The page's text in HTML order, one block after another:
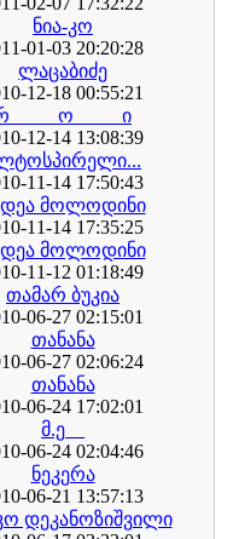
ნია-კო
01-03 20:20:28
ლაცაბიძე
12-18 00:55:21
12-14 13:08:39
11-14 17:50:43
მოლოდინი
11-14 17:35:25
მოლოდინი
11-12 01:18:49
თამარ ბუკია
06-27 02:15:01
თანანა
06-27 02:06:24
თანანა
06-24 17:02:01
მ.ე__
06-24 02:04:46
ნეკერა
06-21 13:57:13
დეკანოზიშვილი